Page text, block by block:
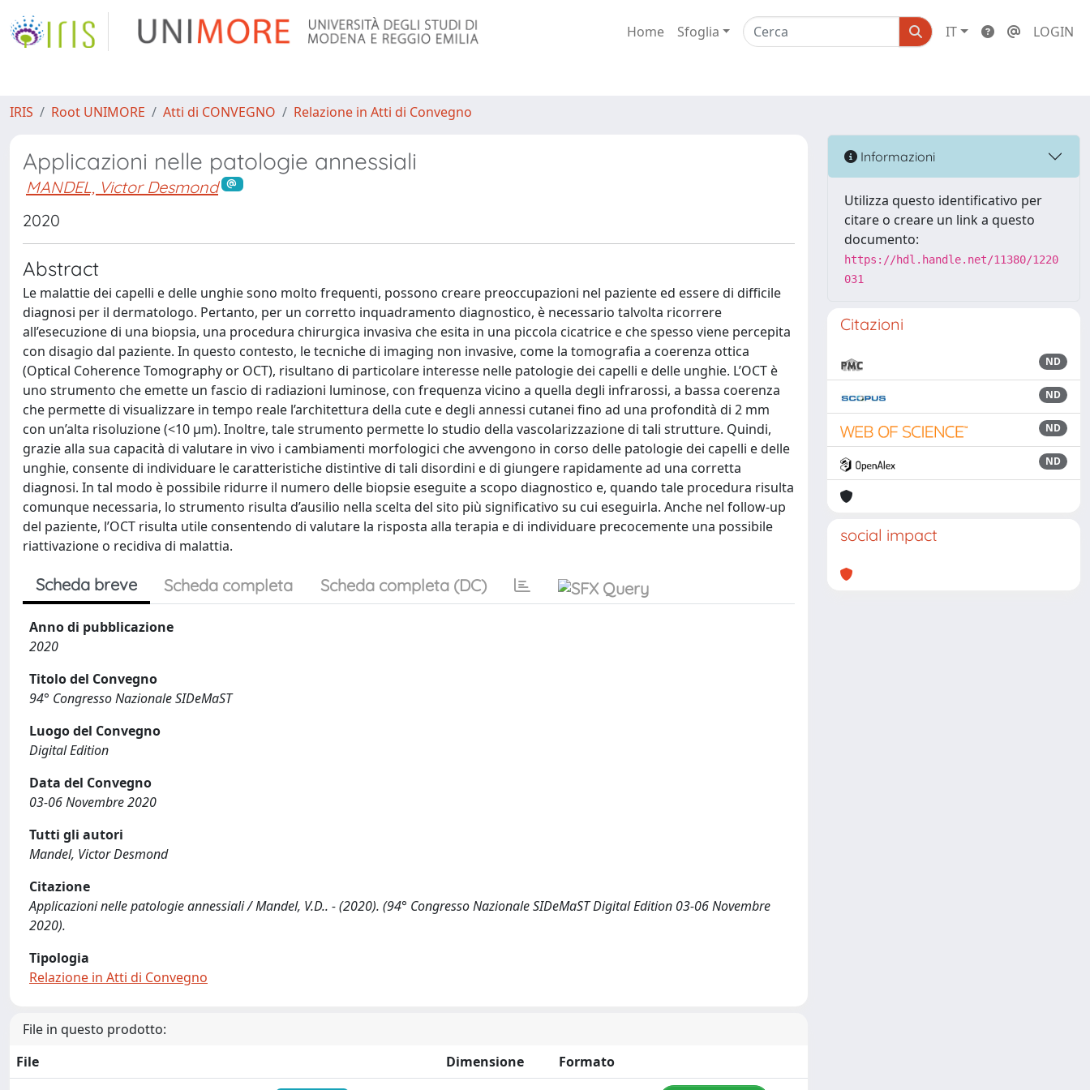
Home Sfoglia IT LOGIN
IRIS Root UNIMORE Atti di CONVEGNO Relazione in Atti di Convegno
Applicazioni nelle patologie annessiali
MANDEL, Victor Desmond
2020
Abstract
Le malattie dei capelli e delle unghie sono molto frequenti, possono creare preoccupazioni nel paziente ed essere di difficile
diagnosi per il dermatologo. Pertanto, per un corretto inquadramento diagnostico, è necessario talvolta ricorrere
all’esecuzione di una biopsia, una procedura chirurgica invasiva che esita in una piccola cicatrice e che spesso viene percepita
con disagio dal paziente. In questo contesto, le tecniche di imaging non invasive, come la tomografia a coerenza ottica
(Optical Coherence Tomography or OCT), risultano di particolare interesse nelle patologie dei capelli e delle unghie. L’OCT è
uno strumento che emette un fascio di radiazioni luminose, con frequenza vicino a quella degli infrarossi, a bassa coerenza
che permette di visualizzare in tempo reale l’architettura della cute e degli annessi cutanei fino ad una profondità di 2 mm
con un’alta risoluzione (<10 μm). Inoltre, tale strumento permette lo studio della vascolarizzazione di tali strutture. Quindi,
grazie alla sua capacità di valutare in vivo i cambiamenti morfologici che avvengono in corso delle patologie dei capelli e delle
unghie, consente di individuare le caratteristiche distintive di tali disordini e di giungere rapidamente ad una corretta
diagnosi. In tal modo è possibile ridurre il numero delle biopsie eseguite a scopo diagnostico e, quando tale procedura risulta
comunque necessaria, lo strumento risulta d’ausilio nella scelta del sito più significativo su cui eseguirla. Anche nel follow-up
del paziente, l’OCT risulta utile consentendo di valutare la risposta alla terapia e di individuare precocemente una possibile
riattivazione o recidiva di malattia.
Scheda breve Scheda completa Scheda completa (DC)
Anno di pubblicazione
2020
Titolo del Convegno
94° Congresso Nazionale SIDeMaST
Luogo del Convegno
Digital Edition
Data del Convegno
03-06 Novembre 2020
Tutti gli autori
Mandel, Victor Desmond
Citazione
Applicazioni nelle patologie annessiali / Mandel, V.D.. - (2020). (94° Congresso Nazionale SIDeMaST Digital Edition 03-06 Novembre
2020).
Tipologia
Relazione in Atti di Convegno
File in questo prodotto:
File
Dimensione
Formato
Informazioni
Utilizza questo identificativo per
citare o creare un link a questo
documento:
https://hdl.handle.net/11380/1220
031
Citazioni
ND
ND
ND
ND
social impact